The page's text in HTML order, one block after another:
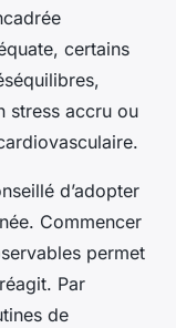
certains
stress accru ou
d’adopter
Commencer
permet
Par
de